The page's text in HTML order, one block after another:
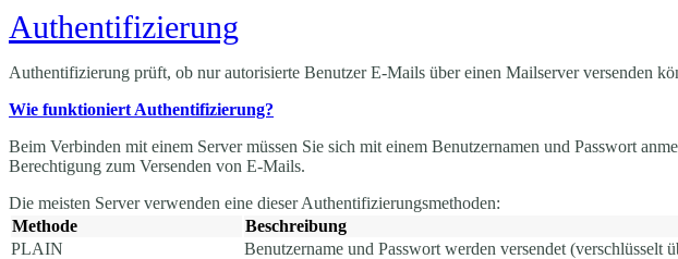
Authentifizierung
Authentifizierung prüft, ob nur autorisierte Benutzer E-Mails über einen Mailserver versenden
Wie funktioniert Authentifizierung?
Beim Verbinden mit einem Server müssen Sie sich mit einem Benutzernamen und Passwort
Berechtigung zum Versenden von E-Mails.
Die meisten Server verwenden eine dieser Authentifizierungsmethoden:
Methode
Beschreibung
PLAIN
Benutzername und Passwort werden versendet (verschlüsselt